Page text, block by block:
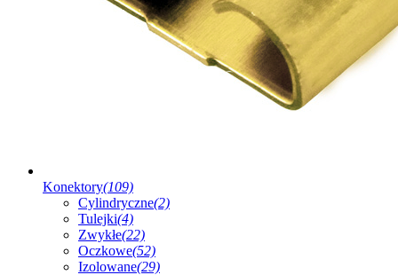
Konektory(109)
Cylindryczne(2)
Tulejki(4)
Zwykłe(22)
Oczkowe(52)
Izolowane(29)